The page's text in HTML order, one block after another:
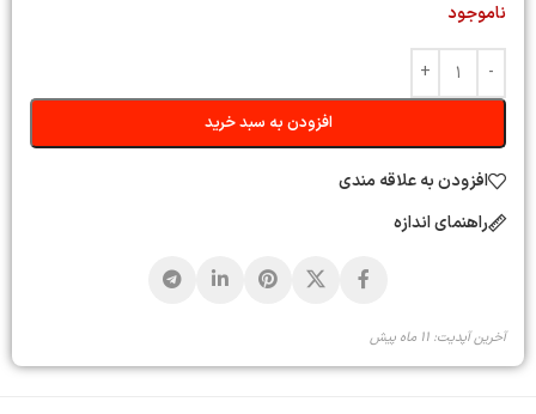
ناموجود
افزودن به سبد خرید
افزودن به علاقه مندی
راهنمای اندازه
آخرین آپدیت: 11 ماه پیش